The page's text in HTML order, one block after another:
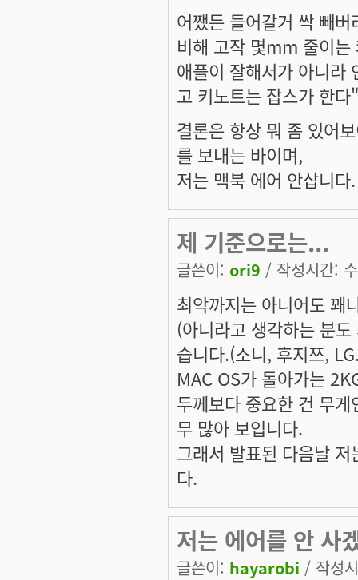
어쨌든 들어갈거 싹 빼
비해 고작 몇mm 줄이는
애플이 잘해서가 아니라
고 키노트는 잡스가 한
결론은 항상 뭐 좀 있어
를 보내는 바이며,
저는 맥북 에어 안삽니
제 기준으로는...
글쓴이: ori9 / 작성시간:
최악까지는 아니어도 꽤
(아니라고 생각하는 분
습니다.(소니, 후지쯔,
MAC OS가 돌아가는
두께보다 중요한 건 무
무 많아 보입니다.
그래서 발표된 다음날
다.
저는 에어를 안 사
글쓴이: hayarobi / 작성